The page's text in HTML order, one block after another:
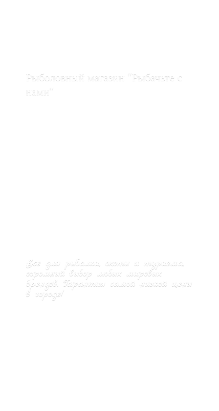
Все для рыбалки, охоты и туризма,
огромный выбор любых мировых
брендов. Гарантия самой низкой цены
в городе!
Рыболовный магазин "Рыбачьте с
нами"